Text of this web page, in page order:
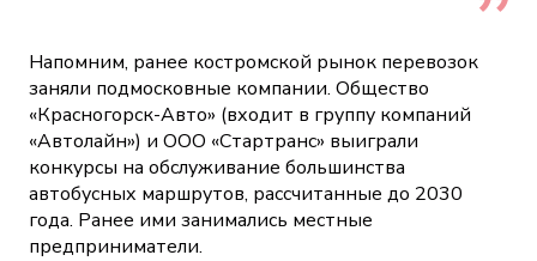
Напомним, ранее костромской рынок перевозок
заняли подмосковные компании. Общество
«Красногорск-Авто» (входит в группу компаний
«Автолайн») и ООО «Стартранс» выиграли
конкурсы на обслуживание большинства
автобусных маршрутов, рассчитанные до 2030
года. Ранее ими занимались местные
предприниматели.